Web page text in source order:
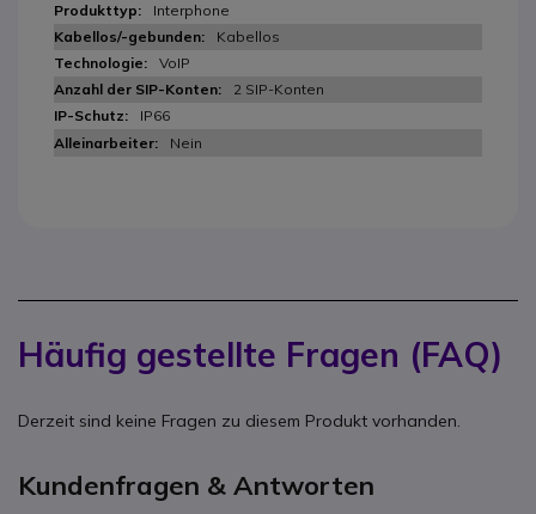
Interphone
Kabellos
VoIP
2 SIP-Konten
IP66
Nein
Häufig gestellte Fragen (FAQ)
Derzeit sind keine Fragen zu diesem Produkt vorhanden.
Kundenfragen & Antworten